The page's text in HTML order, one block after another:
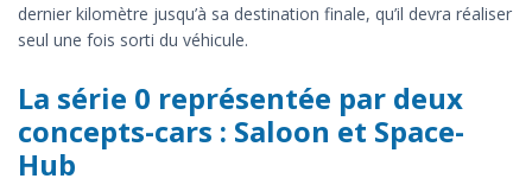
dernier kilomètre jusqu’à sa destination finale, qu’il devra réaliser
seul une fois sorti du véhicule.
La série 0 représentée par deux
concepts-cars : Saloon et Space-
Hub